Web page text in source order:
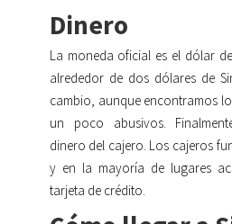
Dinero
La moneda oficial es el dólar
alrededor de dos dólares de
cambio, aunque encontramos
un poco abusivos.
dinero del cajero. Los cajeros
y en la mayoría de lugares
tarjeta de crédito.